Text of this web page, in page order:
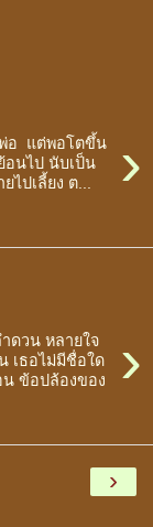
›
พ่อ แต่พอโตขึ้น
นไป นับเป็น
ปเลี้ยง ต...
›
ดวน หลายใจ
เธอไม่มีชื่อใด
ข้อปล้องของ
›